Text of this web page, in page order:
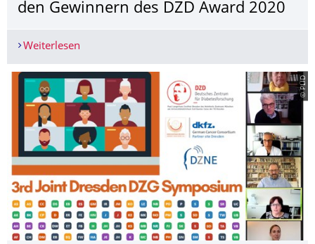
den Gewinnern des DZD Award 2020
Weiterlesen
© PLID